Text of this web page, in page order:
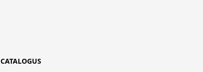
CATALOGUS